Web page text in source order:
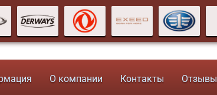
О компании Контакты Отзывы